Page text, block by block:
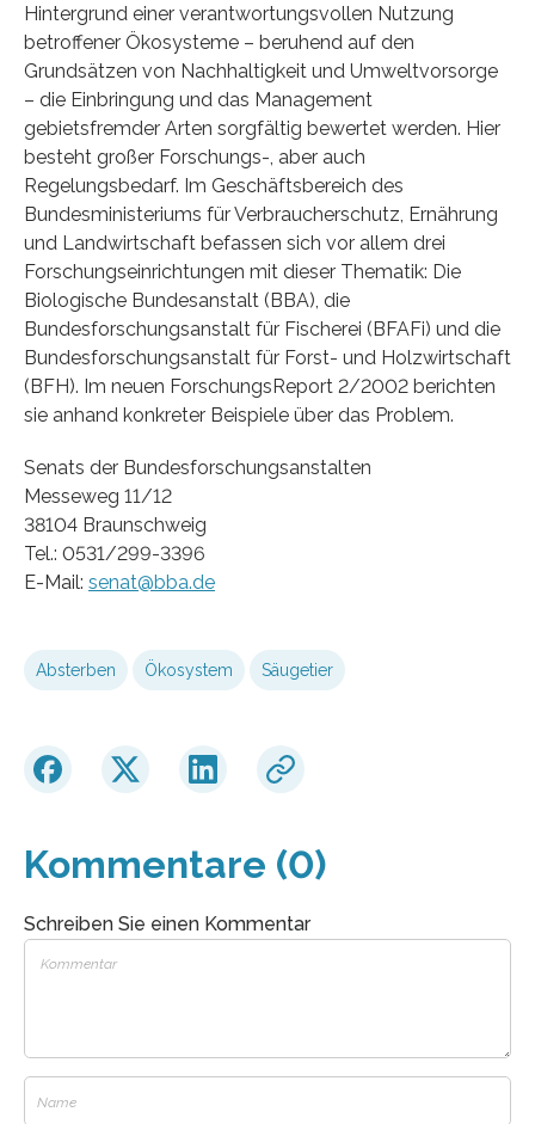
Hintergrund einer verantwortungsvollen Nutzung
betroffener Ökosysteme – beruhend auf den
Grundsätzen von Nachhaltigkeit und Umweltvorsorge
– die Einbringung und das Management
gebietsfremder Arten sorgfältig bewertet werden. Hier
besteht großer Forschungs-, aber auch
Regelungsbedarf. Im Geschäftsbereich des
Bundesministeriums für Verbraucherschutz, Ernährung
und Landwirtschaft befassen sich vor allem drei
Forschungseinrichtungen mit dieser Thematik: Die
Biologische Bundesanstalt (BBA), die
Bundesforschungsanstalt für Fischerei (BFAFi) und die
Bundesforschungsanstalt für Forst- und Holzwirtschaft
(BFH). Im neuen ForschungsReport 2/2002 berichten
sie anhand konkreter Beispiele über das Problem.
Senats der Bundesforschungsanstalten
Messeweg 11/12
38104 Braunschweig
Tel.: 0531/299-3396
E-Mail: senat@bba.de
Absterben Ökosystem Säugetier
Kommentare (0)
Schreiben Sie einen Kommentar